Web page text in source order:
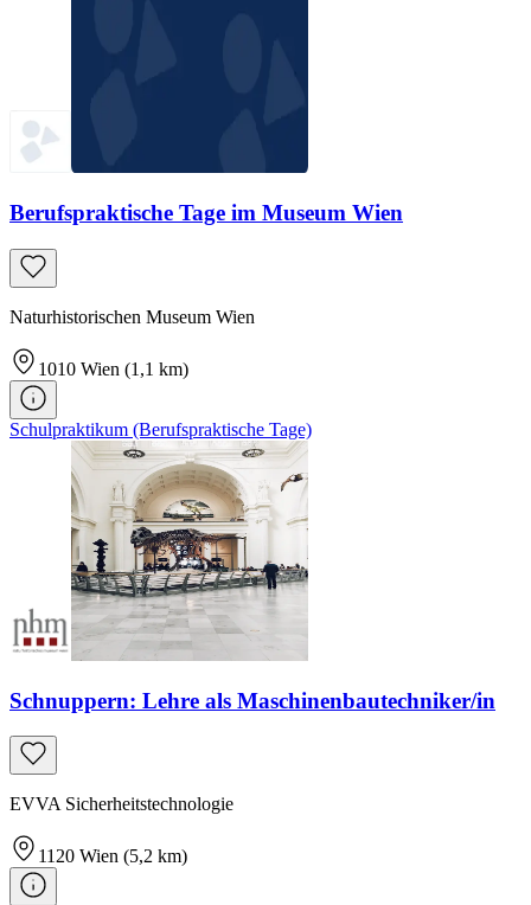
Berufspraktische Tage im Museum Wien
Naturhistorischen Museum Wien
1010 Wien (1,1 km)
Schulpraktikum (Berufspraktische Tage)
Schnuppern: Lehre als Maschinenbautechniker/in
EVVA Sicherheitstechnologie
1120 Wien (5,2 km)